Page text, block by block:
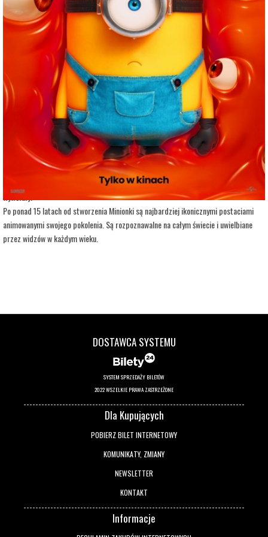
adres:
Siennieńska 54
data i godzina:
14.07.2026, g. 11:00
Info
Opis wydarzenia:
Po światowym sukcesie najzabawniejszej komedii lata 2024 roku, „Gru i Minionki:
pod przykrywką”, studio Illumination rozszerza swój radosny animowany świat o
nowy, pełen szaleństw rozdział w nowym filmie „Minionki i straszydła”.
To zuchwała, absurdalna historia o tym, jak Minionki podbiły Hollywood, zostały
gwiazdami filmowymi, następnie straciły wszystko, uwolniły straszydła, aby
ostatecznie zjednoczyć siły i spróbować ocalić planetę przed chaosem, który same
wywołały.
Po ponad 15 latach od stworzenia Minionki są najbardziej ikonicznymi postaciami
animowanymi swojego pokolenia. Są rozpoznawalne na całym świecie i uwielbiane
przez widzów w każdym wieku.
DOSTAWCA SYSTEMU
SYSTEM SPRZEDAŻY BILETÓW
2022 WSZELKIE PRAWA ZASTRZEŻONE
Dla Kupujących
POBIERZ BILET INTERNETOWY
KOMUNIKATY, ZMIANY
NEWSLETTER
KONTAKT
Informacje